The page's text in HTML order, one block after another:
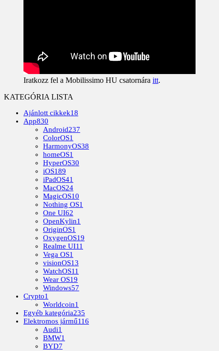
Iratkozz fel a Mobilissimo HU csatornára itt.
KATEGÓRIA LISTA
Ajánlott cikkek18
App830
Android237
ColorOS1
HarmonyOS38
homeOS1
HyperOS30
iOS189
iPadOS41
MacOS24
MagicOS10
Nothing OS1
One UI62
OpenKylin1
OriginOS1
OxygenOS19
Realme UI11
Vega OS1
visionOS13
WatchOS11
Wear OS19
Windows57
Crypto1
Worldcoin1
Egyéb kategória235
Elektromos jármű116
Audi1
BMW1
BYD7